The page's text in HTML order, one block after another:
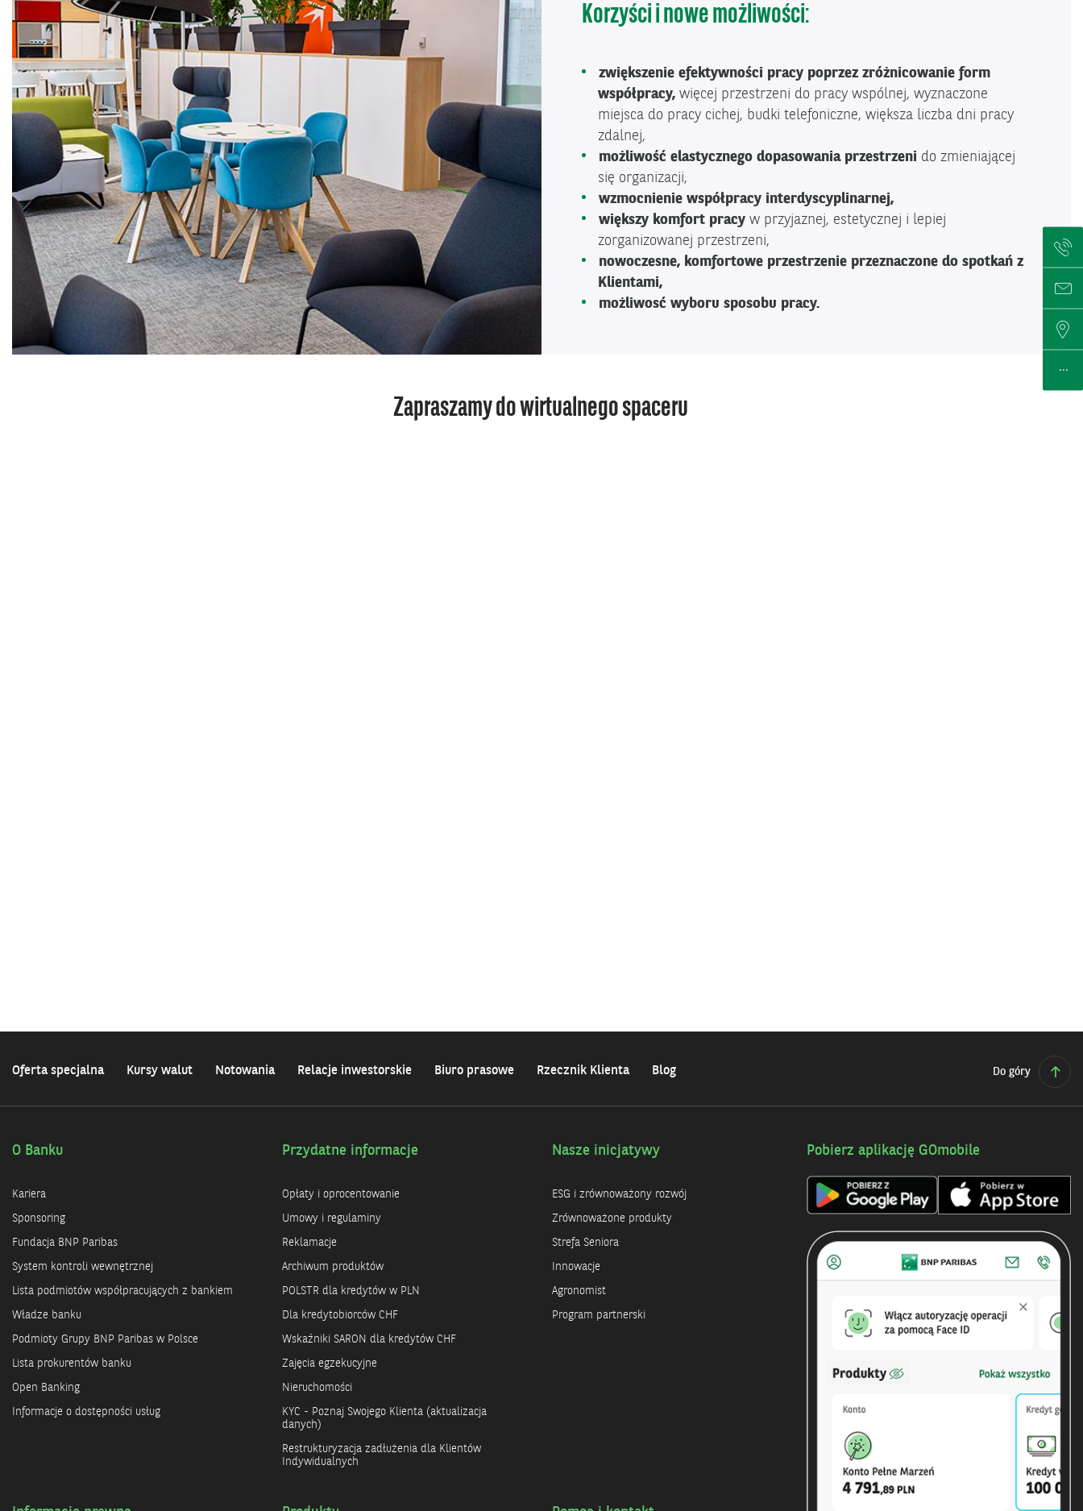
Korzyści i nowe możliwości:
zwiększenie efektywności pracy poprzez zróżnicowanie form
współpracy, więcej przestrzeni do pracy wspólnej, wyznaczone
miejsca do pracy cichej, budki telefoniczne, większa liczba dni pracy
zdalnej,
możliwość elastycznego dopasowania przestrzeni do zmieniającej
się organizacji,
wzmocnienie współpracy interdyscyplinarnej,
większy komfort pracy w przyjaznej, estetycznej i lepiej
zorganizowanej przestrzeni,
nowoczesne, komfortowe przestrzenie przeznaczone do spotkań z
Klientami,
możliwosć wyboru sposobu pracy.
Zapraszamy do wirtualnego spaceru
Oferta specjalna Kursy walut Notowania Relacje inwestorskie Biuro prasowe Rzecznik Klienta Blog Do góry
O Banku
Kariera
Sponsoring
Fundacja BNP Paribas
System kontroli wewnętrznej
Lista podmiotów współpracujących z bankiem
Władze banku
Podmioty Grupy BNP Paribas w Polsce
Lista prokurentów banku
Open Banking
Informacje o dostępności usług
Przydatne informacje
Opłaty i oprocentowanie
Umowy i regulaminy
Reklamacje
Archiwum produktów
POLSTR dla kredytów w PLN
Dla kredytobiorców CHF
Wskaźniki SARON dla kredytów CHF
Zajęcia egzekucyjne
Nieruchomości
KYC - Poznaj Swojego Klienta (aktualizacja
danych)
Restrukturyzacja zadłużenia dla Klientów
Indywidualnych
Nasze inicjatywy
ESG i zrównoważony rozwój
Zrównoważone produkty
Strefa Seniora
Innowacje
Agronomist
Program partnerski
Pobierz aplikację GOmobile